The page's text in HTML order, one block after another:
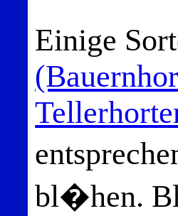
Einige
bl�hen.